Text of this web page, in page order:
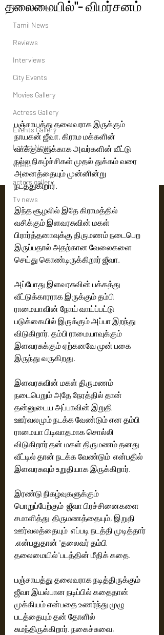
Political News
Tamil News
Reviews
Interviews
City Events
Movies Gallery
Actress Gallery
Events Gallery
Latest News
videos
actors gallery
Tv news
தலைமையில்"- விமர்சனம்
பஞ்சாயத்து தலைவராக இருக்கும்
நாயகன் ஜீவா. கிராம மக்களின்
வாக்குகளுக்காக அவர்களின் வீட்டு
நல்ல நிகழ்ச்சிகள் முதல் துக்கம் வரை
அனைத்தையும் முன்னின்று
நடத்துகிறார்.
இந்த சூழலில் இதே கிராமத்தில்
வசிக்கும் இளவரசுவின் மகள்
பிரார்த்தனாவுக்கு திருமணம் நடைபெற
இருப்பதால் அதற்கான வேலைகளை
செய்து கொண்டிருக்கிறார் ஜீவா.
அப்போது இளவரசுவின் பக்கத்து
வீட்டுக்காரராக இருக்கும் தம்பி
ராமையாவின் நோய் வாய்ப்பட்டு
படுக்கையில் இருக்கும் அப்பா இறந்து
விடுகிறார். தம்பி ராமையாவுக்கும்
இளவரசுக்கும் ஏற்கனவே முன் பகை
இருந்து வருகிறது.
இளவரசுவின் மகள் திருமணம்
நடைபெறும் அதே நேரத்தில் தான்
தன்னுடைய அப்பாவின் இறுதி
ஊர்வலமும் நடக்க வேண்டும் என தம்பி
ராமையா பிடிவாதமாக சொல்லி
விடுகிறார் தன் மகள் திருமணம் தனது
வீட்டில் தான் நடக்க வேண்டும்  என்பதில்
இளவரசுவும் உறுதியாக இருக்கிறார்.
இரண்டு நிகழ்வுகளுக்கும்
பொறுப்பேற்கும்  ஜீவா பிரச்சினைகளை
சமாளித்து  திருமணத்தையும், இறுதி
ஊர்வலத்தையும்  எப்படி நடத்தி முடித்தார்
.என்பதுதான் "தலைவர் தம்பி
தலைமையில்"படத்தின் மீதிக் கதை.
பஞ்சாயத்து தலைவராக நடித்திருக்கும்
ஜீவா இயல்பான நடிப்பில் கதைதான்
முக்கியம் என்பதை உணர்ந்து முழு
படத்தையும் தன் தோளில்
சுமந்திருக்கிறார். நகைச்சுவை,